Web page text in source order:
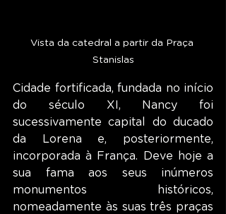
Vista da catedral a partir da Praça
Stanislas
Cidade fortificada, fundada no início
do século XI, Nancy foi
sucessivamente capital do ducado
da Lorena e, posteriormente,
incorporada à França. Deve hoje a
sua fama aos seus inúmeros
monumentos históricos,
nomeadamente às suas três praças